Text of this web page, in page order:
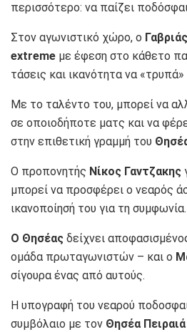
περισσότερο: να παίζει
Στον αγωνιστικό χώρο, ο Γαβριάς
extreme με έφεση στο κάθετο
τάσεις και ικανότητα να
Με το ταλέντο του, μπορεί να
σε οποιοδήποτε ματς και να
στην επιθετική γραμμή του
Ο προπονητής Νίκος Γαντζακης
μπορεί να προσφέρει ο νεαρός
ικανοποίησή του για τη συμφωνία.
Ο Θησέας δείχνει
ομάδα πρωταγωνιστών – και ο
σίγουρα ένας από αυτούς.
Η υπογραφή του νεαρού
συμβόλαιο με τον Θησέα Πειραιά